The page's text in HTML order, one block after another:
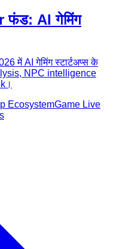
फंड: AI गेमिंग
में AI गेमिंग स्टार्टअप्स के
NPC intelligence
EcosystemGame Live